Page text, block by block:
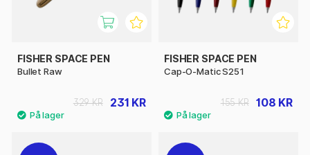
FISHER SPACE PEN
Bullet Raw
231 KR
329 KR
FISHER SPACE PEN
Cap-O-Matic S251
108 KR
155 KR